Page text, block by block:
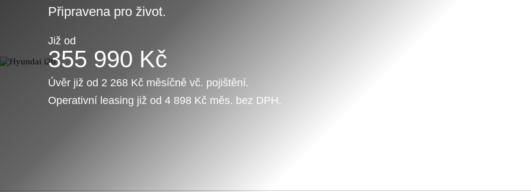
Připravena pro život.
Již od
355 990 Kč
Úvěr již od 2 268 Kč měsíčně vč. pojištění.
Operativní leasing již od 4 898 Kč měs. bez DPH.